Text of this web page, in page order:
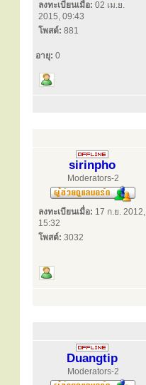
ลงทะเบียนเมื่อ: 02 เม.ย.
2015, 09:43
โพสต์: 881
อายุ: 0
sirinpho
Moderators-2
ลงทะเบียนเมื่อ: 17 ก.ย. 2012,
15:32
โพสต์: 3032
Duangtip
Moderators-2